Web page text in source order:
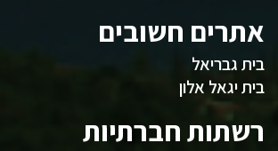
אתרים חשובים
בית גבריאל
בית יגאל אלון
רשתות חברתיות